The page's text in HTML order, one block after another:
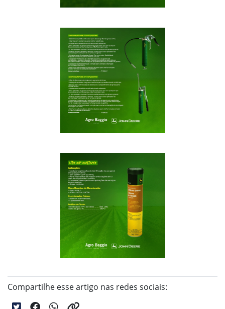
Compartilhe esse artigo nas redes sociais: